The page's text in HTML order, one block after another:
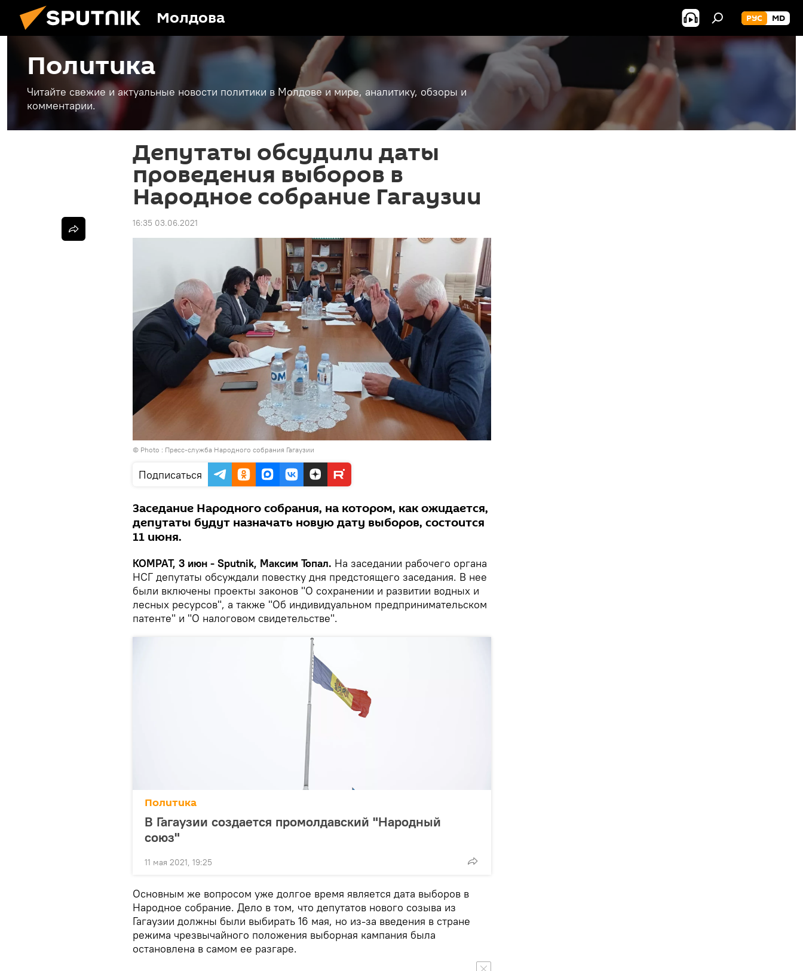
Молдова РУС MD
Политика
Читайте свежие и актуальные новости политики в Молдове и мире, аналитику, обзоры и
комментарии.
Депутаты обсудили даты
проведения выборов в
Народное собрание Гагаузии
16:35 03.06.2021
© Photo : Пресс-служба Народного собрания Гагаузии
Подписаться
Заседание Народного собрания, на котором, как ожидается,
депутаты будут назначать новую дату выборов, состоится
11 июня.
КОМРАТ, 3 июн - Sputnik, Максим Топал. На заседании рабочего органа
НСГ депутаты обсуждали повестку дня предстоящего заседания. В нее
были включены проекты законов "О сохранении и развитии водных и
лесных ресурсов", а также "Об индивидуальном предпринимательском
патенте" и "О налоговом свидетельстве".
Политика
В Гагаузии создается промолдавский "Народный
союз"
11 мая 2021, 19:25
Основным же вопросом уже долгое время является дата выборов в
Народное собрание. Дело в том, что депутатов нового созыва из
Гагаузии должны были выбирать 16 мая, но из-за введения в стране
режима чрезвычайного положения выборная кампания была
остановлена в самом ее разгаре.